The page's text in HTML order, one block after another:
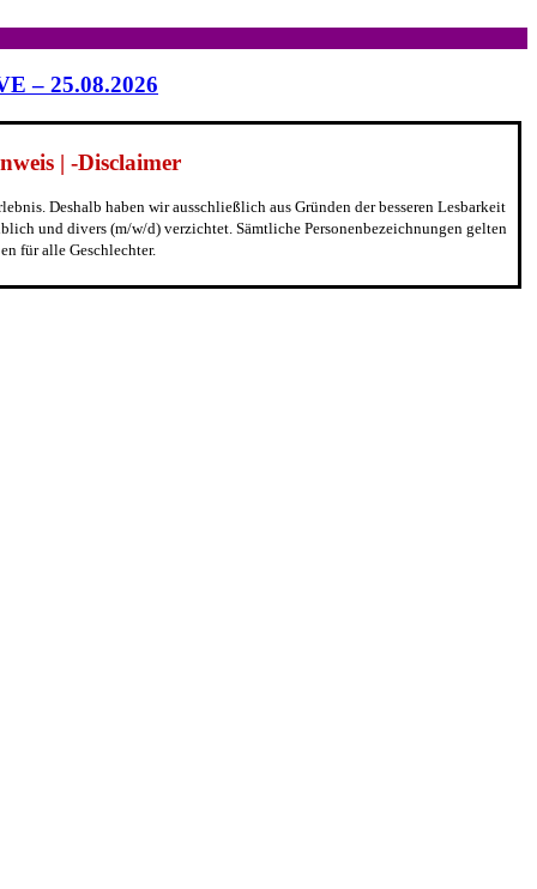
– 25.08.2026
| -Disclaimer
Deshalb haben wir ausschließlich aus Gründen der besseren Lesbarkeit
und divers (m/w/d) verzichtet. Sämtliche Personenbezeichnungen gelten
für alle Geschlechter.